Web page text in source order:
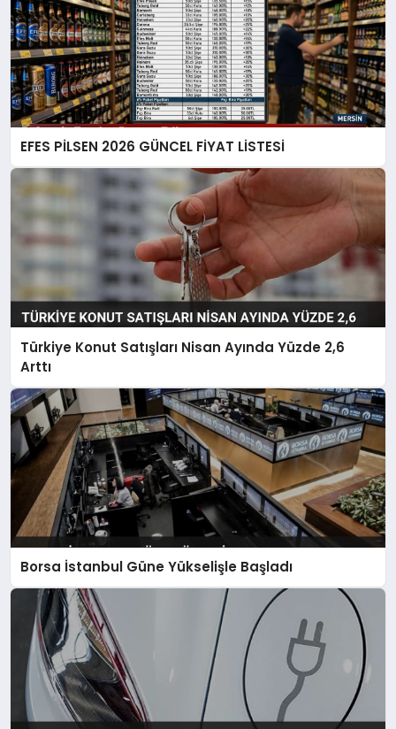
EFES PİLSEN 2026 GÜNCEL FİYAT LİSTESİ
Türkiye Konut Satışları Nisan Ayında Yüzde 2,6
Arttı
Borsa İstanbul Güne Yükselişle Başladı